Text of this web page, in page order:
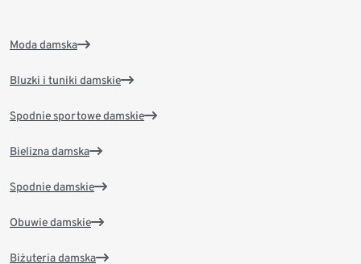
Moda damska
Bluzki i tuniki damskie
Spodnie sportowe damskie
Bielizna damska
Spodnie damskie
Obuwie damskie
Biżuteria damska